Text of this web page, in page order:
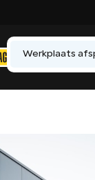
Werkplaats
Vacatures